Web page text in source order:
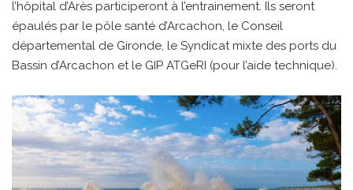
l’hôpital d’Arès participeront à l’entrainement. Ils seront
épaulés par le pôle santé d’Arcachon, le Conseil
départemental de Gironde, le Syndicat mixte des ports du
Bassin d’Arcachon et le GIP ATGeRI (pour l’aide technique).